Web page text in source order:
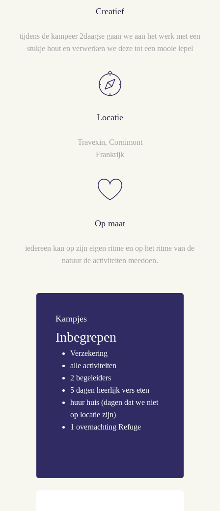
Creatief
tijdens de kampeer 2daagse gaan we aan het werk met een
stukje hout en verwerken we deze tot een mooie lepel
Locatie
Travexin, Cornimont
Frankrijk
Op maat
iedereen kan op zijn eigen ritme en op het ritme van de
natuur de activiteiten meedoen.
Kampjes
Inbegrepen
Verzekering
alle activiteiten
2 begeleiders
5 dagen heerlijk vers eten
huur huis (dagen dat we niet
op locatie zijn)
1 overnachting Refuge